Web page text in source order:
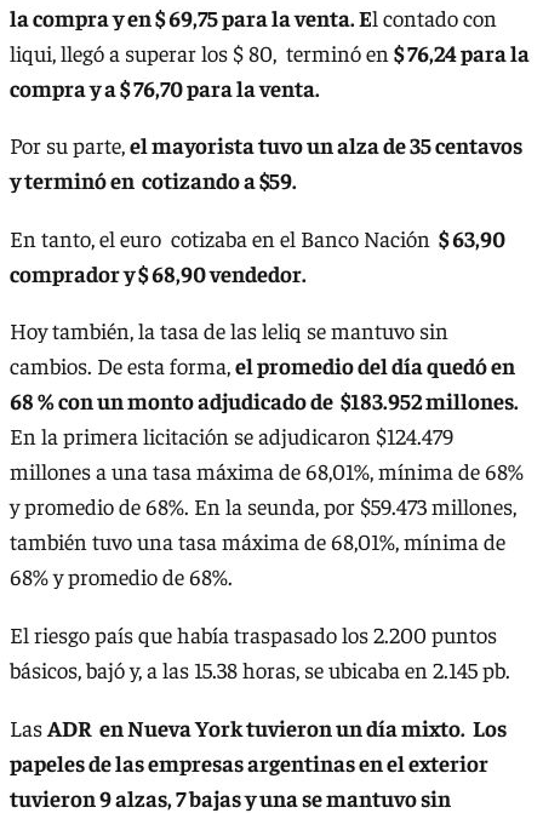
la compra y en $ 69,75 para la venta. El contado con
liqui, llegó a superar los $ 80, terminó en $ 76,24 para la
compra y a $ 76,70 para la venta.
Por su parte,el mayorista tuvo un alza de 35 centavos
y terminó en cotizando a $59.
En tanto, el euro cotizaba en el Banco Nación $ 63,90
comprador y $ 68,90 vendedor.
Hoy también, la tasa de las leliq se mantuvo sin
cambios. De esta forma,el promedio del día quedó en
68 % con un monto adjudicado de $183.952 millones.
En la primera licitación se adjudicaron $124.479
millones a una tasa máxima de 68,01%, mínima de 68%
y promedio de 68%. En la seunda, por $59.473 millones,
también tuvo una tasa máxima de 68,01%, mínima de
68% y promedio de 68%.
El riesgo país que había traspasado los 2.200 puntos
básicos, bajó y, a las 15.38 horas, se ubicaba en 2.145 pb.
Las ADR en Nueva York tuvieron un día mixto. Los
papeles de las empresas argentinas en el exterior
tuvieron 9 alzas, 7 bajas y una se mantuvo sin